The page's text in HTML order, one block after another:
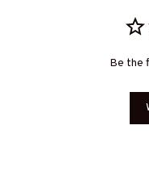
Be the